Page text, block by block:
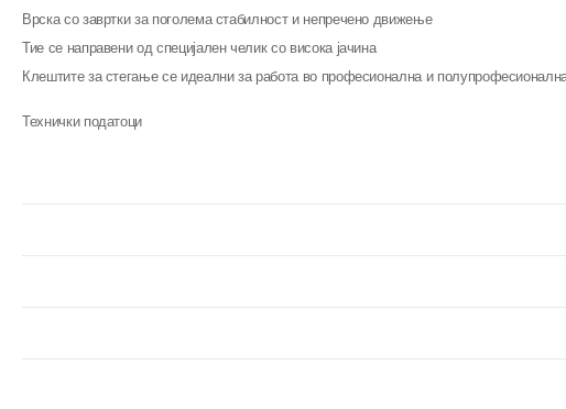
Врска со завртки за поголема стабилност и непречено движење
Тие се направени од специјален челик со висока јачина
Клештите за стегање се идеални за работа во професионална и
Технички податоци